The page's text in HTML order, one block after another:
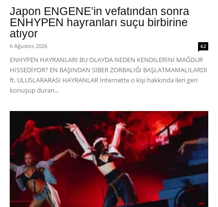
Japon ENGENE’in vefatından sonra
ENHYPEN hayranları suçu birbirine
atıyor
6 Ağustos 2026 62
ENHYPEN HAYRANLARI BU OLAYDA NEDEN KENDİLERİNİ MAĞDUR
HİSSEDİYOR? EN BAŞINDAN SİBER ZORBALIĞI BAŞLATMAMALILARDI
ft. ULUSLARARASI HAYRANLAR İnternette o kişi hakkında ileri geri
konuşup duran...